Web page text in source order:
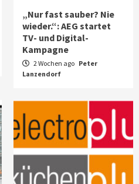
„Nur fast sauber? Nie
wieder.“: AEG startet
TV- und Digital-
Kampagne
2 Wochen ago Peter
Lanzendorf